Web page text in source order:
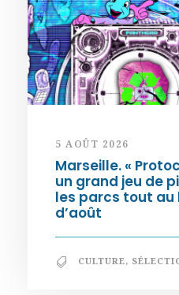
5 AOÛT 2026
Marseille. «
un grand jeu de
les parcs tout au
d’août
CULTURE,